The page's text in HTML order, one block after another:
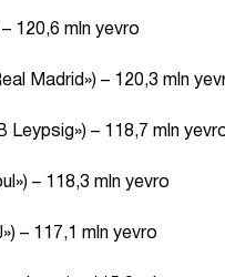
120,6 mln yevro
Madrid») – 120,3 mln
Leypsig») – 118,7 mln
– 118,3 mln yevro
– 117,1 mln yevro